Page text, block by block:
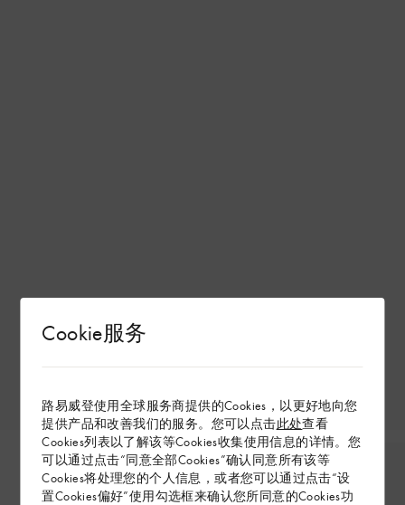
Cookie服务
路易威登使用全球服务商提供的Cookies，以更好地向您
提供产品和改善我们的服务。您可以点击此处查看
Cookies列表以了解该等Cookies收集使用信息的详情。您
可以通过点击“同意全部Cookies”确认同意所有该等
Cookies将处理您的个人信息，或者您可以通过点击“设
置Cookies偏好”使用勾选框来确认您所同意的Cookies功